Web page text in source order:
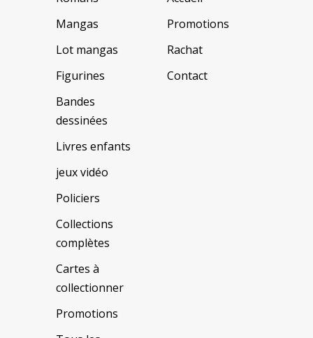
Mangas
Lot mangas
Figurines
Bandes
dessinées
Livres enfants
jeux vidéo
Policiers
Collections
complètes
Cartes à
collectionner
Promotions
Promotions
Rachat
Contact